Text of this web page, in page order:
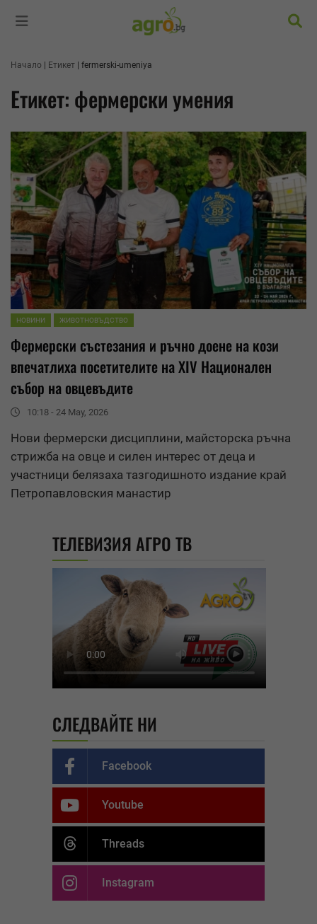
Начало Етикет fermerski-umeniya
Етикет: фермерски умения
НОВИНИ ЖИВОТНОВЪДСТВО
Фермерски състезания и ръчно доене на кози
впечатлиха посетителите на XIV Национален
събор на овцевъдите
10:18 - 24 May, 2026
Нови фермерски дисциплини, майсторска ръчна
стрижба на овце и силен интерес от деца и
участници белязаха тазгодишното издание край
Петропавловския манастир
ТЕЛЕВИЗИЯ АГРО ТВ
СЛЕДВАЙТЕ НИ
Facebook
Youtube
Threads
Instagram